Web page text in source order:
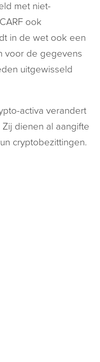
met niet-
ook
in de wet ook een
voor de gegevens
uitgewisseld
activa verandert
dienen al aangifte
cryptobezittingen.